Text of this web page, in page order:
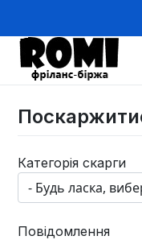
Категорія скарги
Повідомлення